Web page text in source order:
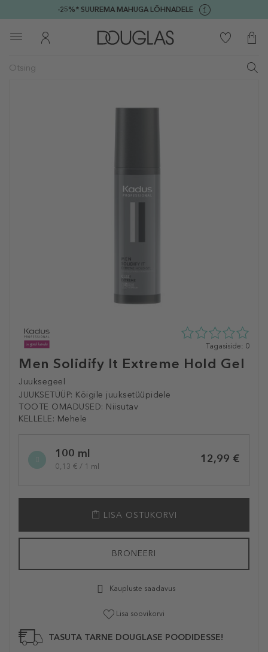
-25%* SUUREMA MAHUGA LÕHNADELE
Men Solidify It Extreme Hold Gel
Juuksegeel
JUUKSETÜÜP: Kõigile juuksetüüpidele
TOOTE OMADUSED: Niisutav
KELLELE: Mehele
0
5st
Tagasiside: 0
variation100 ml
0,13 € / 1 ml
12,99 €
LISA OSTUKORVI
BRONEERI
Kaupluste saadavus
Lisa soovikorvi
TASUTA TARNE DOUGLASE POODIDESSE!